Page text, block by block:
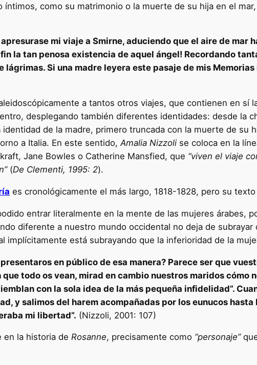
como su matrimonio o la muerte de su hija en el
mi viaje a Smirne, aduciendo que el aire de mar
la tan penosa existencia de aquel ángel! Recordando
lágrimas. Si una madre leyera este pasaje de mis Memorias
a tantos otros viajes, que contienen en sí
desplegando también diferentes identidades: desde la
identidad de la madre, primero truncada con la muerte de su
a Italia. En este sentido,Amalia Nizzoli se coloca en la
Jane Bowles o Catherine Mansfied, que “viven el viaje
(De Clementi, 1995: 2).
es cronológicamente el más largo, 1818-1828, pero su
entrar literalmente en la mente de las mujeres árabes,
diferente a nuestro mundo occidental no deja de
implícitamente está subrayando que la inferioridad de la
en público de esa manera? Parece ser que
todo os vean, mirad en cambio nuestros maridos cómo
con la sola idea de la más pequeña infidelidad”.
y salimos del harem acompañadas por los eunucos
mi libertad”. (Nizzoli, 2001: 107)
en la historia de Rosanne, precisamente como “personaje”